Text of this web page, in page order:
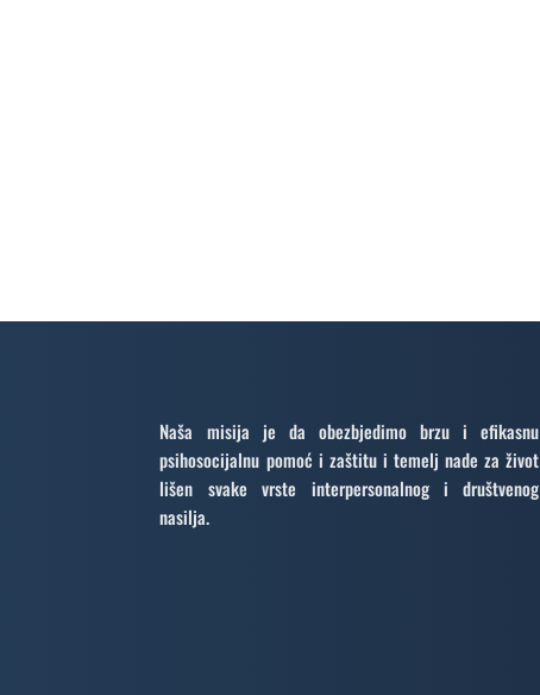
Naša misija je da obezbjedimo brzu i efikasnu
psihosocijalnu pomoć i zaštitu i temelj nade za život
lišen svake vrste interpersonalnog i društvenog
nasilja.